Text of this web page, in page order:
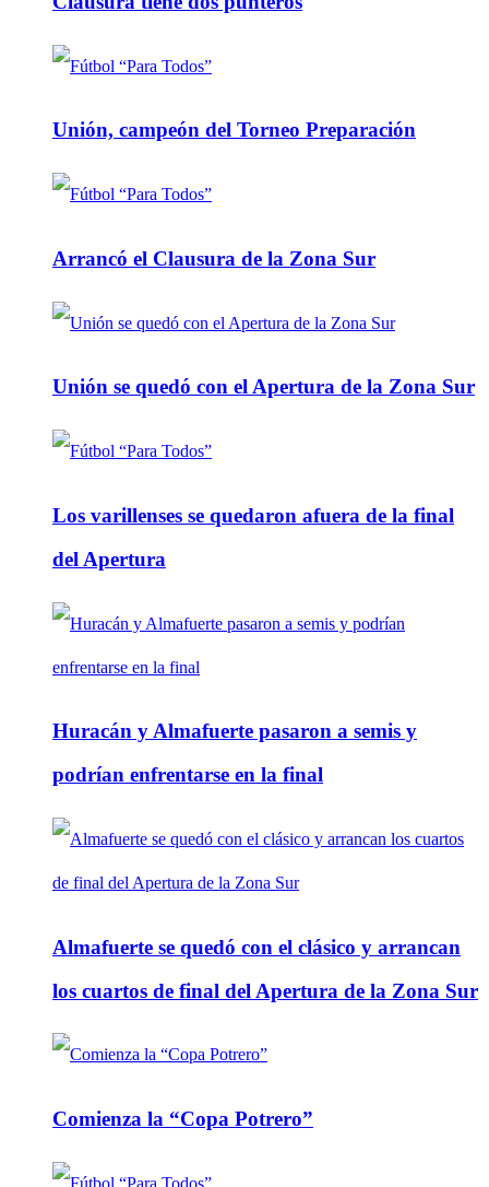
Unión, campeón del Torneo Preparación
Arrancó el Clausura de la Zona Sur
Unión se quedó con el Apertura de la Zona Sur
Los varillenses se quedaron afuera de la final
del Apertura
Huracán y Almafuerte pasaron a semis y
podrían enfrentarse en la final
Almafuerte se quedó con el clásico y arrancan
los cuartos de final del Apertura de la Zona Sur
Comienza la “Copa Potrero”